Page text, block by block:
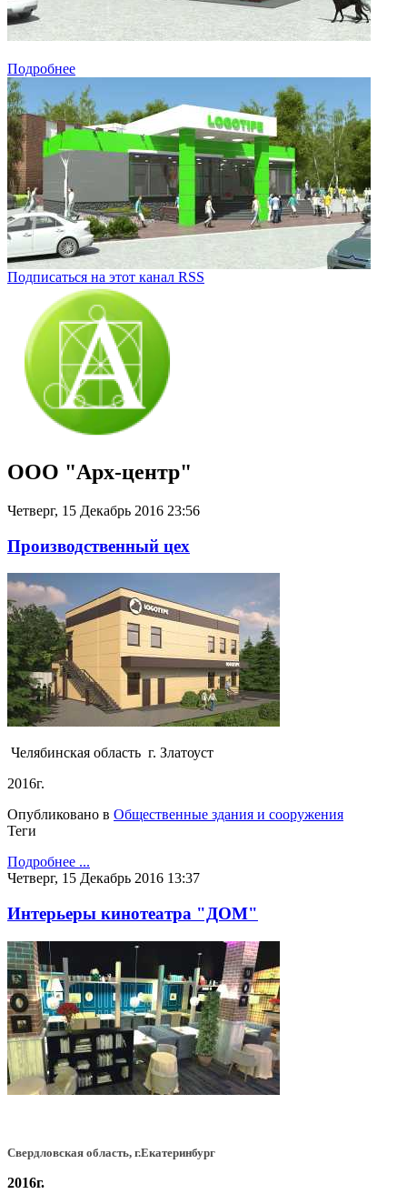
Подробнее
Подписаться на этот канал RSS
ООО "Арх-центр"
Четверг, 15 Декабрь 2016 23:56
Производственный цех
Челябинская область г. Златоуст
2016г.
Опубликовано в Общественные здания и сооружения
Теги
Подробнее ...
Четверг, 15 Декабрь 2016 13:37
Интерьеры кинотеатра "ДОМ"
Свердловская область, г.Екатеринбург
2016г.